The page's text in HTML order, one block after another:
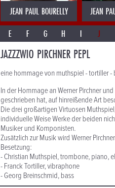
JEAN PAUL BOURELLY JEAN
E F G H I J
JAZZZWIO PIRCHNER PEPL
eine hommage von muthspiel - tortiller -
In der Hommage an Werner Pirchner
geschrieben hat, auf hinreißende Art
Die drei großartigen Virtuosen
individuelle Weise Werke der beiden
Musiker und Komponisten.
Zusätzlich zur Musik wird Werner
Besetzung:
- Christian Muthspiel, trombone, piano,
- Franck Tortiller, vibraphone
- Georg Breinschmid, bass